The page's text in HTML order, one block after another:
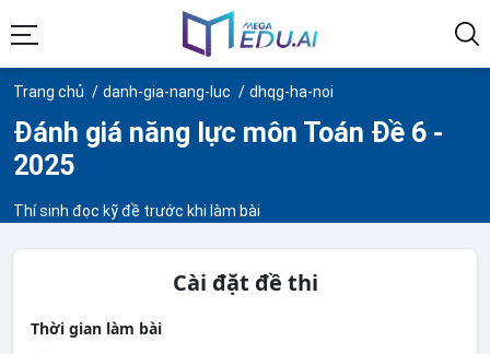
Trang chủ danh-gia-nang-luc dhqg-ha-noi
Đánh giá năng lực môn Toán Đề 6 -
2025
Thí sinh đọc kỹ đề trước khi làm bài
Cài đặt đề thi
Thời gian làm bài